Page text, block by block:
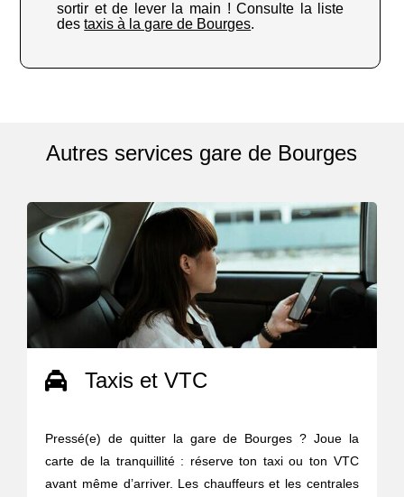
sortir et de lever la main ! Consulte la liste
destaxis à la gare de Bourges.
Autres services gare de Bourges
Taxis et VTC
Pressé(e) de quitter la gare de Bourges ? Joue la
carte de la tranquillité : réserve ton taxi ou ton VTC
avant même d’arriver. Les chauffeurs et les centrales